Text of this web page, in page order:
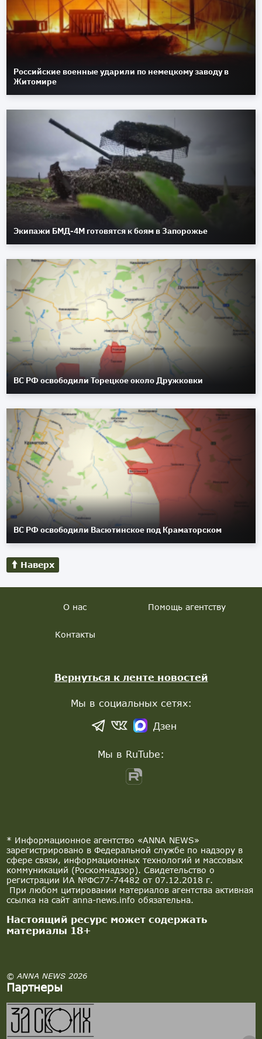
Российские военные ударили по немецкому заводу в
Житомире
Экипажи БМД-4М готовятся к боям в Запорожье
ВС РФ освободили Торецкое около Дружковки
ВС РФ освободили Васютинское под Краматорском
Наверх
* Информационное агентство «ANNA NEWS»
зарегистрировано в Федеральной службе по надзору в
сфере связи, информационных технологий и массовых
коммуникаций (Роскомнадзор). Свидетельство о
регистрации ИА №ФС77-74482 от 07.12.2018 г.
При любом цитировании материалов агентства активная
ссылка на сайт anna-news.info обязательна.
Настоящий ресурс может содержать
материалы 18+
© ANNA NEWS 2026
Партнеры
О нас Помощь агентству
Контакты
Вернуться к ленте новостей
Мы в социальных сетях:
Дзен
Мы в RuTube: